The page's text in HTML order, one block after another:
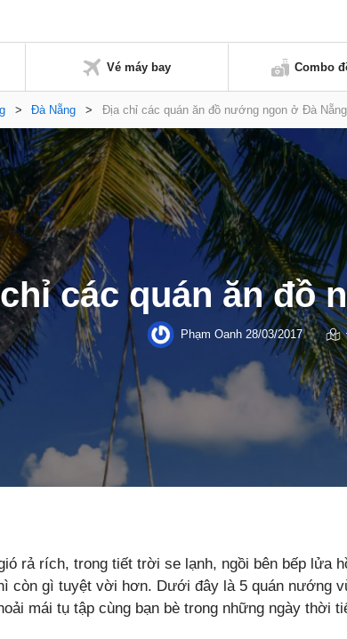
Vé máy bay Combo
> Đà Nẵng > Địa chỉ các quán ăn đồ nướng ngon ở Đà Nẵng
các quán ăn đồ
Phạm Oanh28/03/2017
rả rích, trong tiết trời se lạnh, ngồi bên bếp lửa
còn gì tuyệt vời hơn. Dưới đây là 5 quán nướng
mái tụ tập cùng bạn bè trong những ngày thời